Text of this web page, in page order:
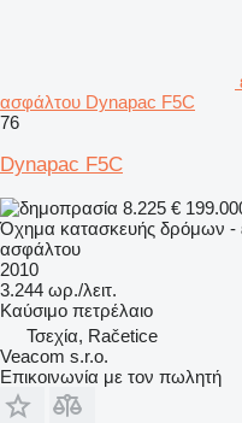
ασφάλτου Dynapac F5C
76
Dynapac F5C
8.225 €
Όχημα κατασκευής δρόμων -
ασφάλτου
2010
3.244 ωρ./λειτ.
Καύσιμο πετρέλαιο
Τσεχία, Račetice
Veacom s.r.o.
Επικοινωνία με τον πωλητή